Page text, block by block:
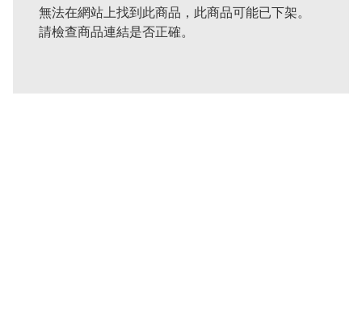
無法在網站上找到此商品，此商品可能已下架。
請檢查商品連結是否正確。